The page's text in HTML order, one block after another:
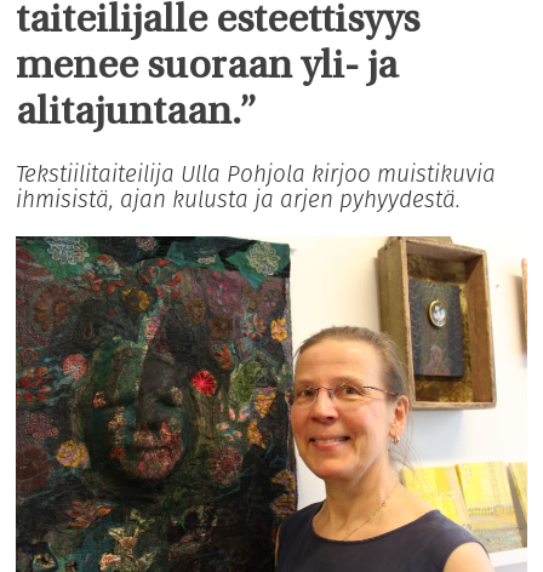
Tule mukaan
Hautausmaa
Yhteystiedot
taiteilijalle esteettisyys
menee suoraan yli- ja
alitajuntaan.”
Tekstiilitaiteilija Ulla Pohjola kirjoo muistikuvia
ihmisistä, ajan kulusta ja arjen pyhyydestä.